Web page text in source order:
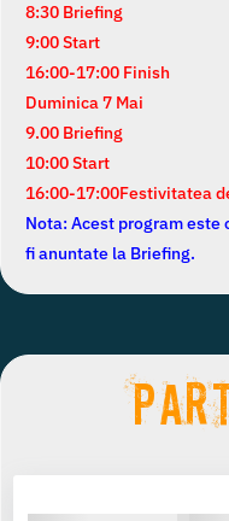
8:30 Briefing
9:00 Start
16:00-17:00 Finish
Duminica 7 Mai
9.00 Briefing
10:00 Start
16:00-17:00Festivitatea
Nota: Acest program
fi anuntate la Briefing.